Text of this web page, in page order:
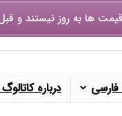
قیمت ها به روز نیستند و
درباره